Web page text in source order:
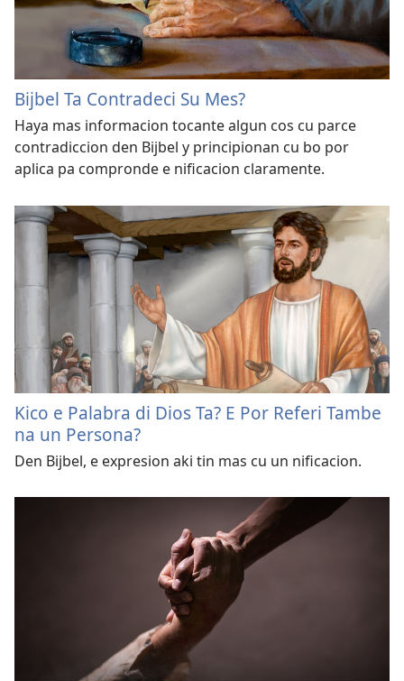
Bijbel Ta Contradeci Su Mes?
Haya mas informacion tocante algun cos cu parce
contradiccion den Bijbel y principionan cu bo por
aplica pa compronde e nificacion claramente.
Kico e Palabra di Dios Ta? E Por Referi Tambe
na un Persona?
Den Bijbel, e expresion aki tin mas cu un nificacion.